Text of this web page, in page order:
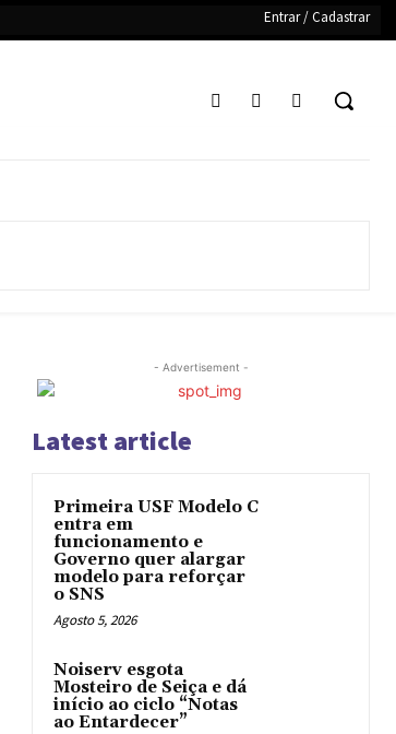
Entrar / Cadastrar
- Advertisement -
Latest article
Primeira USF Modelo C
entra em
funcionamento e
Governo quer alargar
modelo para reforçar
o SNS
Agosto 5, 2026
Noiserv esgota
Mosteiro de Seiça e dá
início ao ciclo “Notas
ao Entardecer”